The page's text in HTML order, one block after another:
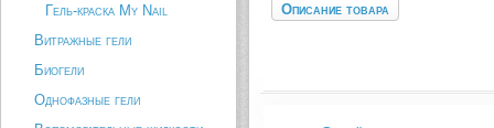
Гель-краска My Nail
Витражные гели
Биогели
Однофазные гели
Описание товара